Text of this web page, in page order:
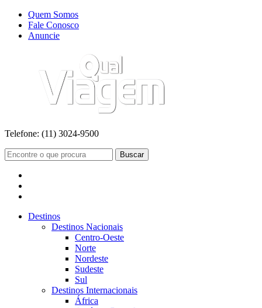
Quem Somos
Fale Conosco
Anuncie
Telefone: (11) 3024-9500
Buscar
Destinos
Destinos Nacionais
Centro-Oeste
Norte
Nordeste
Sudeste
Sul
Destinos Internacionais
África